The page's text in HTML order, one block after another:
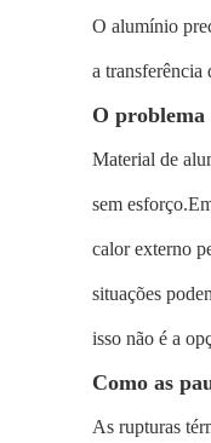
O alumínio
a transferência
O
Material de
sem
calor externo
situações
isso não é a
Como as
As rupturas